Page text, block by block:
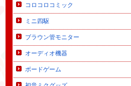
コロコロコミック
ミニ四駆
ブラウン管モニター
オーディオ機器
ボードゲーム